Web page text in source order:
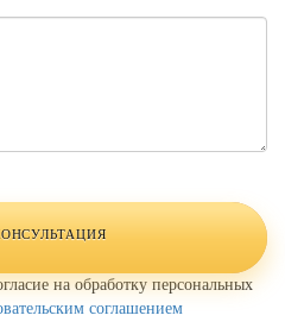
на обработку персональных
соглашением